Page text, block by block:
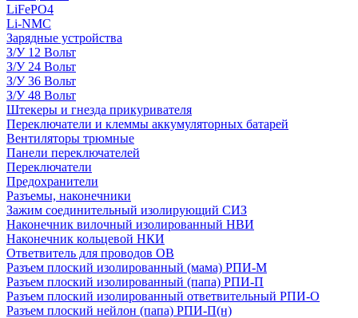
LiFePO4
Li-NMC
Зарядные устройства
З/У 12 Вольт
З/У 24 Вольт
З/У 36 Вольт
З/У 48 Вольт
Штекеры и гнезда прикуривателя
Переключатели и клеммы аккумуляторных батарей
Вентиляторы трюмные
Панели переключателей
Переключатели
Предохранители
Разъемы, наконечники
Зажим соединительный изолирующий СИЗ
Наконечник вилочный изолированный НВИ
Наконечник кольцевой НКИ
Ответвитель для проводов ОВ
Разъем плоский изолированный (мама) РПИ-М
Разъем плоский изолированный (папа) РПИ-П
Разъем плоский изолированный ответвительный РПИ-О
Разъем плоский нейлон (папа) РПИ-П(н)